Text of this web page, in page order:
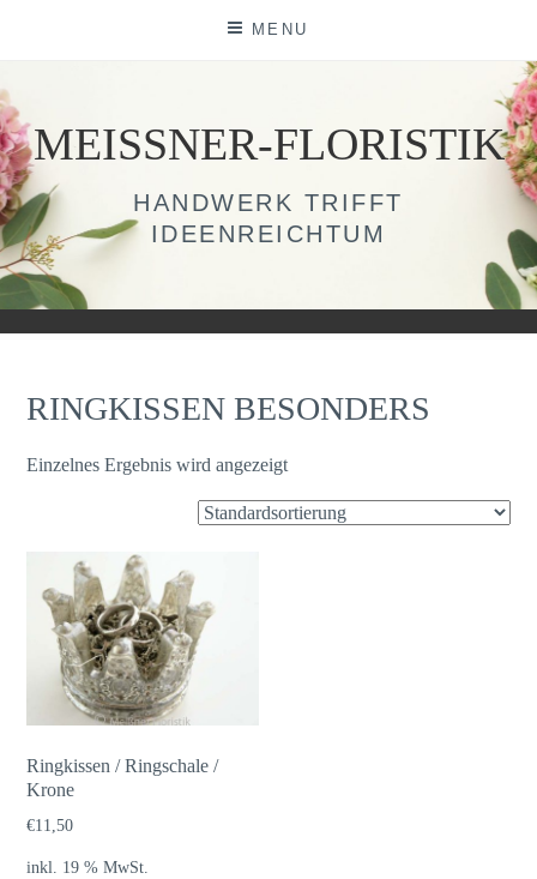
MENU
MEISSNER-FLORISTIK
HANDWERK TRIFFT
IDEENREICHTUM
RINGKISSEN BESONDERS
Einzelnes Ergebnis wird angezeigt
Ringkissen / Ringschale /
Krone
€11,50
inkl. 19 % MwSt.